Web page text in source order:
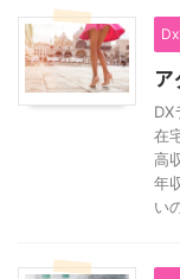
DX
在
高
年
い